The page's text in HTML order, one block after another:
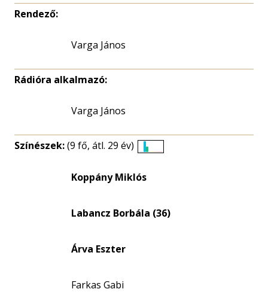
Rendező:
Varga János
Rádióra alkalmazó:
Varga János
Színészek:(9 fő, átl. 29 év)
Koppány Miklós
Labancz Borbála (36)
Árva Eszter
Farkas Gabi